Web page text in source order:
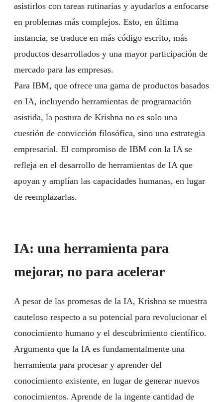
asistirlos con tareas rutinarias y ayudarlos a enfocarse
en problemas más complejos. Esto, en última
instancia, se traduce en más código escrito, más
productos desarrollados y una mayor participación de
mercado para las empresas.
Para IBM, que ofrece una gama de productos basados
en IA, incluyendo herramientas de programación
asistida, la postura de Krishna no es solo una
cuestión de convicción filosófica, sino una estrategia
empresarial. El compromiso de IBM con la IA se
refleja en el desarrollo de herramientas de IA que
apoyan y amplían las capacidades humanas, en lugar
de reemplazarlas.
IA: una herramienta para
mejorar, no para acelerar
A pesar de las promesas de la IA, Krishna se muestra
cauteloso respecto a su potencial para revolucionar el
conocimiento humano y el descubrimiento científico.
Argumenta que la IA es fundamentalmente una
herramienta para procesar y aprender del
conocimiento existente, en lugar de generar nuevos
conocimientos. Aprende de la ingente cantidad de